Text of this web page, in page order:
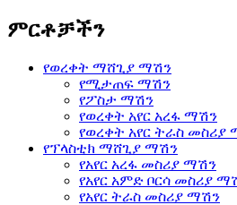
ምርቶቻችን
የወረቀት ማሸጊያ ማሽን
የሚታጠፍ ማሽን
የፖስታ ማሽን
የወረቀት አየር አረፋ ማሽን
የወረቀት አየር ትራስ መስሪያ
የፕላስቲክ ማሸጊያ ማሽን
የአየር አረፋ መስሪያ ማሽን
የአየር አምድ ቦርሳ መስሪያ
የአየር ትራስ መስሪያ ማሽን